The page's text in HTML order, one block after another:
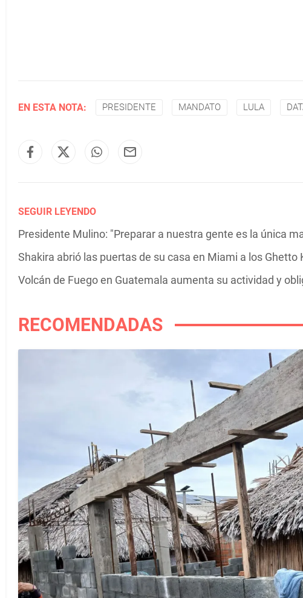
EN ESTA NOTA: PRESIDENTE MANDATO LULA
SEGUIR LEYENDO
Presidente Mulino: "Preparar a nuestra gente es la única
Shakira abrió las puertas de su casa en Miami a los
Volcán de Fuego en Guatemala aumenta su actividad y
RECOMENDADAS